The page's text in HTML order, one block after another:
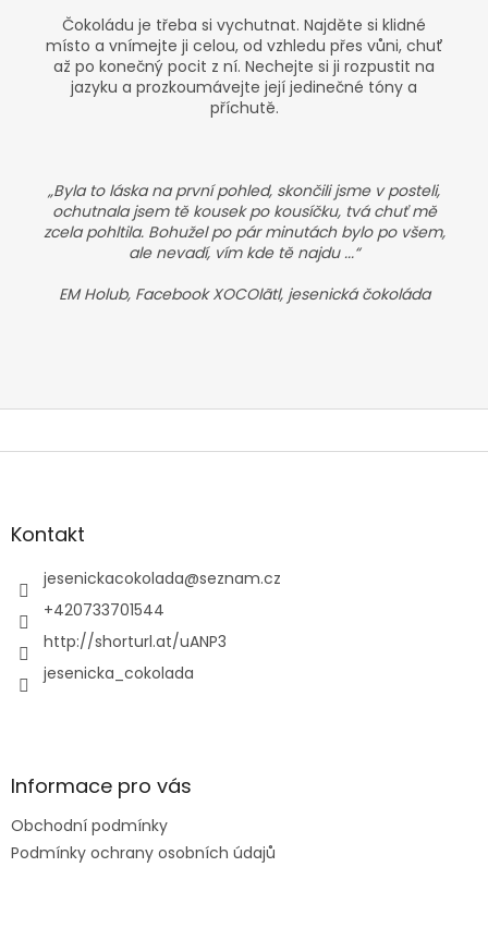
Čokoládu je třeba si vychutnat. Najděte si klidné
místo a vnímejte ji celou, od vzhledu přes vůni, chuť
až po konečný pocit z ní. Nechejte si ji rozpustit na
jazyku a prozkoumávejte její jedinečné tóny a
příchutě.
„Byla to láska na první pohled, skončili jsme v posteli,
ochutnala jsem tě kousek po kousíčku, tvá chuť mě
zcela pohltila. Bohužel po pár minutách bylo po všem,
ale nevadí, vím kde tě najdu ...“
EM Holub, Facebook XOCOlãtl, jesenická čokoláda
Z
aKontakt
jesenickacokolada@seznam.cz
+420733701544
http://shorturl.at/uANP3
jesenicka_cokolada
Informace pro vás
Obchodní podmínky
Podmínky ochrany osobních údajů